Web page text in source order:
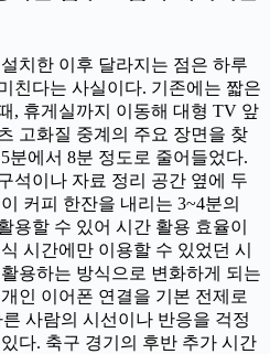
치한 이후 달라지는 점은 하루
친다는 사실이다. 기존에는 짧은
, 휴게실까지 이동해 대형 TV 앞
고화질 중계의 주요 장면을 찾
분에서 8분 정도로 줄어들었다.
석이나 자료 정리 공간 옆에 두
커피 한잔을 내리는 3~4분의
용할 수 있어 시간 활용 효율이
시간에만 이용할 수 있었던 시
용하는 방식으로 변화하게 되는
인 이어폰 연결을 기본 전제로
사람의 시선이나 반응을 걱정
다. 축구 경기의 후반 추가 시간